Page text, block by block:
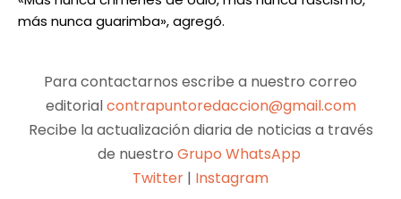
más nunca guarimba», agregó.
Para contactarnos escribe a nuestro correo
editorialcontrapuntoredaccion@gmail.com
Recibe la actualización diaria de noticias a través
de nuestro Grupo WhatsApp
Twitter | Instagram